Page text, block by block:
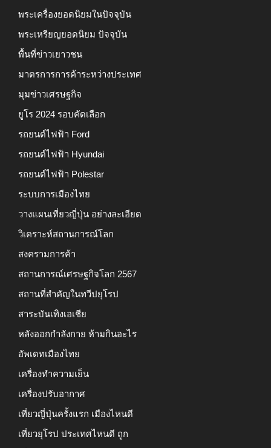
พระเครื่องยอดนิยมในปัจจุบัน
พระเหรียญยอดนิยม ปัจจุบัน
พื้นที่ข่าวเยาวชน
มาตรการการค้าระหว่างประเทศ
มุมข่าวเศรษฐกิจ
ยูโร 2024 รอบคัดเลือก
รถยนต์ไฟฟ้า Ford
รถยนต์ไฟฟ้า Hyundai
รถยนต์ไฟฟ้า Polestar
ระบบการเมืองไทย
วางแผนเที่ยวญี่ปุ่น อย่างละเอียด
วิเคราะห์สถานการณ์โลก
สงครามการค้า
สถานการณ์เศรษฐกิจโลก 2567
สถานที่สำคัญในทวีปยุโรป
สาระบันเทิงเอเชีย
หลังออกกําลังกาย ห้ามกินอะไร
อัพเดทเมืองไทย
เครื่องทำความเย็น
เครื่องปรับอากาศ
เที่ยวญี่ปุ่นครั้งแรก เมืองไหนดี
เที่ยวยุโรป ประเทศไหนดี ถูก